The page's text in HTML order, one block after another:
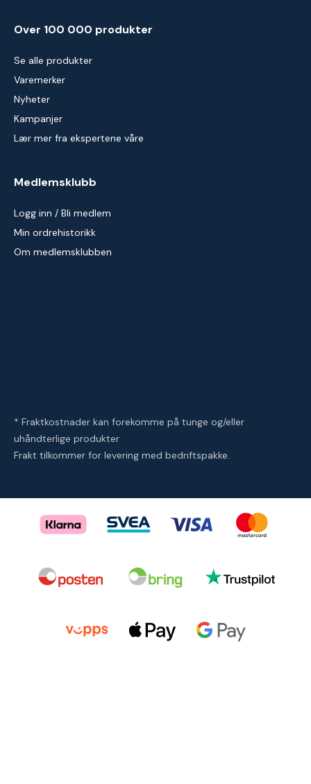
Over 100 000 produkter
Se alle produkter
Varemerker
Nyheter
Kampanjer
Lær mer fra ekspertene våre
Medlemsklubb
Logg inn / Bli medlem
Min ordrehistorikk
Om medlemsklubben
* Fraktkostnader kan forekomme på tunge og/eller
uhåndterlige produkter
Frakt tilkommer for levering med bedriftspakke.